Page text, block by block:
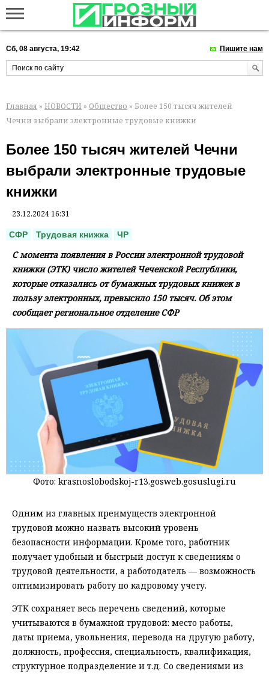
Сб, 08 августа, 19:42 Пишите нам
Главная » НОВОСТИ » Общество » Более 150 тысяч жителей
Чечни выбрали электронные трудовые книжки
Более 150 тысяч жителей Чечни
выбрали электронные трудовые
книжки
23.12.2024 16:31
СФР Трудовая книжка ЧР
С момента появления в России электронной трудовой
книжки (ЭТК) число жителей Чеченской Республики,
которые отказались от бумажных трудовых книжек в
пользу электронных, превысило 150 тысяч. Об этом
сообщает региональное отделение СФР
Фото: krasnoslobodskoj-r13.gosweb.gosuslugi.ru
Одним из главных преимуществ электронной
трудовой можно назвать высокий уровень
безопасности информации. Кроме того, работник
получает удобный и быстрый доступ к сведениям о
трудовой деятельности, а работодатель — возможность
оптимизировать работу по кадровому учету.
ЭТК сохраняет весь перечень сведений, которые
учитываются в бумажной трудовой: место работы,
даты приема, увольнения, перевода на другую работу,
должность, профессия, специальность, квалификация,
структурное подразделение и т.д. Со сведениями из